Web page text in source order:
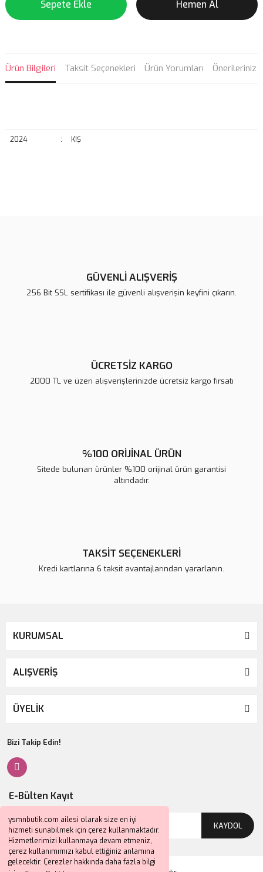
ysmnbutik.com ailesi olarak size en iyi
hizmeti sunabilmek için çerez kullanmaktadır.
Hizmetlerimizi kullanmaya devam etmeniz,
çerez kullanımımızı kabul ettiğiniz anlamına
gelecektir. Çerezler hakkında daha fazla bilgi
Sepete Ekle Hemen Al
Ürün Bilgileri Taksit Seçenekleri Ürün Yorumları Önerileriniz
2024 : KIŞ
Ürün açıklamasında eksik bilgiler bulunuyor.
GÜVENLİ ALIŞVERİŞ
256 Bit SSL sertifikası ile güvenli alışverişin keyfini çıkarın.
ÜCRETSİZ KARGO
2000 TL ve üzeri alışverişlerinizde ücretsiz kargo fırsatı
%100 ORİJİNAL ÜRÜN
Sitede bulunan ürünler %100 orijinal ürün garantisi
altındadır.
TAKSİT SEÇENEKLERİ
Kredi kartlarına 6 taksit avantajlarından yararlanın.
KURUMSAL
ALIŞVERİŞ
ÜYELİK
Bizi Takip Edin!
E-Bülten Kayıt
KAYDOL